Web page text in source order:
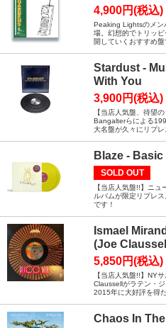
4,900円(税込)
Peaking Lightsのメン
場。幻想的でトリッ
開していくおすすめ盤
Stardust -
With You
3,900円(税込)
【当店人気盤、待望
Bangalterらによる
大名盤が久々にリプレ
Blaze -
SOLD OUT
【当店人気盤!!】ニ
ルバムが限定リプレ
です！
Ismael
(Joe
5,850円(税込)
【当店人気盤!!】NY
Claussellがラテン・
2015年に大好評を得
Chaos In